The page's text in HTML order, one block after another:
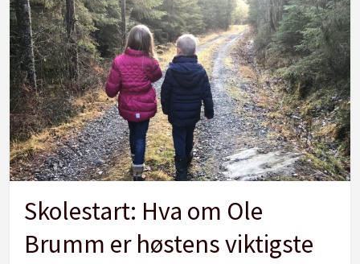
Skolestart: Hva om Ole
Brumm er høstens viktigste